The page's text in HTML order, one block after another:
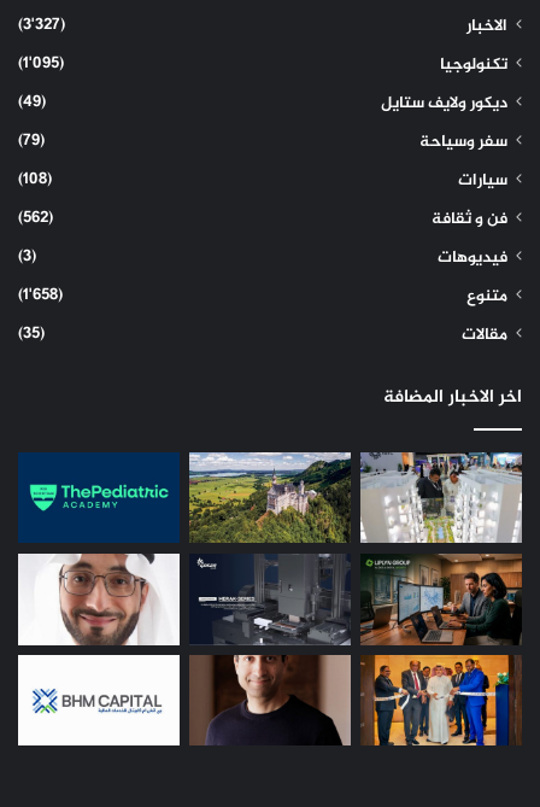
الاخبار
(3٬327)
تكنولوجيا
(1٬095)
ديكور ولايف ستايل
(49)
سفر وسياحة
(79)
سيارات
(108)
فن و ثقافة
(562)
فيديوهات
(3)
متنوع
(1٬658)
مقالات
(35)
اخر الاخبار المضافة